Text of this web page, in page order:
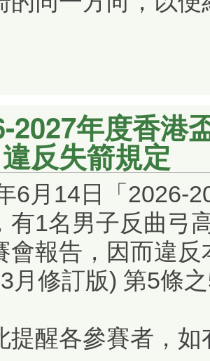
2027年度香
反失箭規定
6月14日「2026-
有1名男子反曲弓
會報告，因而違
月修訂版) 第5條
提醒各參賽者，